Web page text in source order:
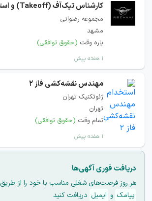
مجموعه رضوانی
مشهد
پاره وقت (حقوق توافقی)
۱ هفته پیش
مهندس نقشه‌کشی فاز ۲
ژئوتکنیک تهران
تهران
تمام وقت (حقوق توافقی)
۱ هفته پیش
دریافت فوری آگهی‌ها
هر روز فرصت‌های شغلی مناسب با خود را از طریق
پیامک و ایمیل دریافت کنید